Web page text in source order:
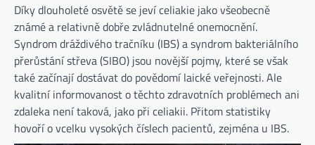
Díky dlouholeté osvětě se jeví celiakie jako všeobecně
známé a relativně dobře zvládnutelné onemocnění.
Syndrom dráždivého tračníku (IBS) a syndrom bakteriálního
přerůstání střeva (SIBO) jsou novější pojmy, které se však
také začínají dostávat do povědomí laické veřejnosti. Ale
kvalitní informovanost o těchto zdravotních problémech ani
zdaleka není taková, jako při celiakii. Přitom statistiky
hovoří o vcelku vysokých číslech pacientů, zejména u IBS.